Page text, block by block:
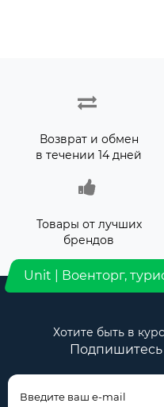
Возврат и обмен
в течении 14 дней
Товары от лучших
брендов
Unit | Военторг,
Хотите быть в